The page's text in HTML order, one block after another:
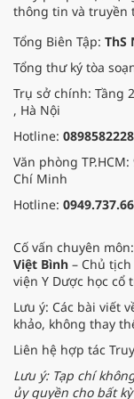
thông tin và truyền
Tổng Biên Tập: ThS
Tổng thư ký tòa
Trụ sở chính: Tầng
, Hà Nội
Hotline: 0898582228
Văn phòng
Chí Minh
Hotline:
Cố vấn chuyên môn:
Việt Bình – Chủ
viện Y Dược học cổ
Lưu ý: Các bài viết
khảo, không thay
Liên hệ hợp tác
Lưu ý: Tạp chí
ủy quyền cho bất